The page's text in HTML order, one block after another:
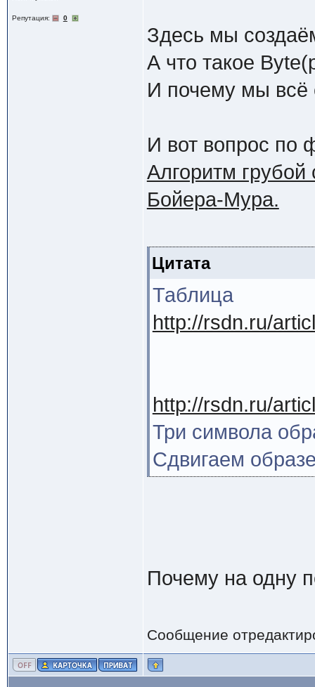
Репутация: 0
Здесь мы
А что такое
И почему мы всё
И вот вопрос по
Алгоритм грубой
Бойера-Мура.
Цитата
Таблица
http://rsdn.ru/
http://rsdn.ru/
Три символа
Сдвигаем
Почему на одну
Сообщение